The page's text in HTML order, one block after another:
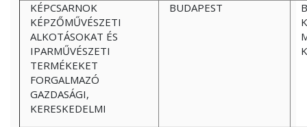
KÉPCSARNOK
KÉPZŐMŰVÉSZETI
ALKOTÁSOKAT ÉS
IPARMŰVÉSZETI
TERMÉKEKET
FORGALMAZÓ
GAZDASÁGI,
KERESKEDELMI
BUDAPEST